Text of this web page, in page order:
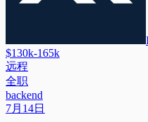
$130k-165k
远程
全职
backend
7月14日